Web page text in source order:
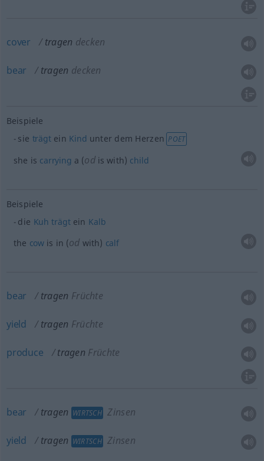
cover tragen decken
bear tragen decken
Beispiele
sie trägtein Kind unter dem Herzen POET
she is carrying a (odis with) child
Beispiele
die Kuh trägtein Kalb
the cow is in (od with) calf
bear tragen Früchte
yield tragen Früchte
produce tragen Früchte
bear tragen WIRTSCH Zinsen
yield tragen WIRTSCH Zinsen